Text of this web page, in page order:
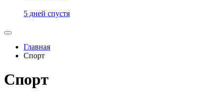
5 дней спустя
Главная
Спорт
Спорт